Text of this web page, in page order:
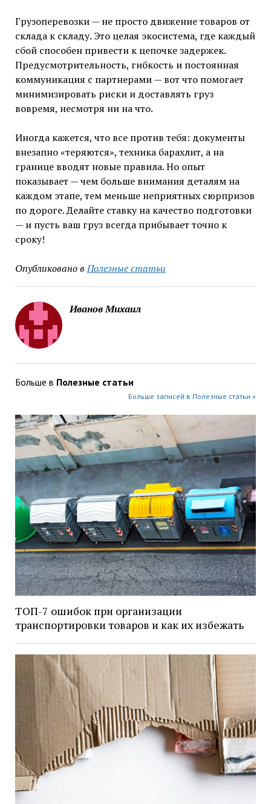
Грузоперевозки — не просто движение товаров от
склада к складу. Это целая экосистема, где каждый
сбой способен привести к цепочке задержек.
Предусмотрительность, гибкость и постоянная
коммуникация с партнерами — вот что помогает
минимизировать риски и доставлять груз
вовремя, несмотря ни на что.
Иногда кажется, что все против тебя: документы
внезапно «теряются», техника барахлит, а на
границе вводят новые правила. Но опыт
показывает — чем больше внимания деталям на
каждом этапе, тем меньше неприятных сюрпризов
по дороге. Делайте ставку на качество подготовки
— и пусть ваш груз всегда прибывает точно к
сроку!
Опубликовано в Полезные статьи
Иванов Михаил
Больше в Полезные статьи
Больше записей в Полезные статьи »
ТОП-7 ошибок при организации
транспортировки товаров и как их избежать